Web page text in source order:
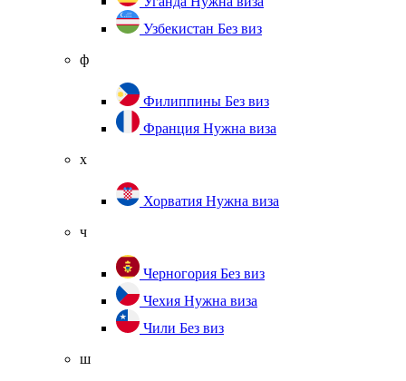
Узбекистан Без виз
ф
Филиппины Без виз
Франция Нужна виза
х
Хорватия Нужна виза
ч
Черногория Без виз
Чехия Нужна виза
Чили Без виз
ш